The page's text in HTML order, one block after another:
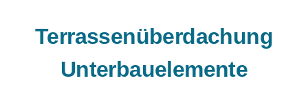
Terrassenüberdachung
Unterbauelemente